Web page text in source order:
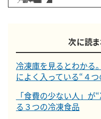
次に読
冷凍庫を見るとわかる
によく入っている“４
「食費の少ない人」
る３つの冷凍食品